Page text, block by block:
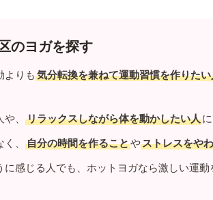
のヨガを探す
よりも 気分転換を兼ねて運動習慣を作りた
、
リラックスしながら体を動かしたい人
、
自分の時間を作ることやストレスをや
に感じる人でも、ホットヨガなら激しい運動